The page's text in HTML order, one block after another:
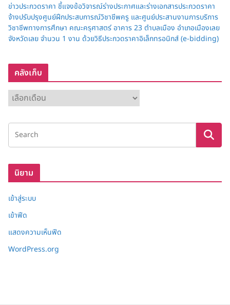
ข่าวประกวดราคา ชี้แจงข้อวิจารณ์ร่างประกาศและร่างเอกสารประกวดราคา
จ้างปรับปรุงศูนย์ฝึกประสบการณ์วิชาชีพครู และศูนย์ประสานงานการบริการ
วิชาชีพทางการศึกษา คณะครุศาสตร์ อาคาร 23 ตำบลเมือง อำเภอเมืองเลย
จังหวัดเลย จำนวน 1 งาน ด้วยวิธีประกวดราคาอิเล็กทรอนิกส์ (e-bidding)
คลังเก็บ
ลั
ง
ก็
นิยาม
เข้าสู่ระบบ
เข้าฟีด
แสดงความเห็นฟีด
WordPress.org